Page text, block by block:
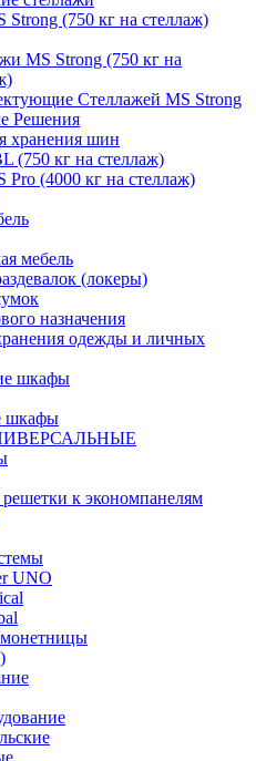
Strong (750 кг на стеллаж)
MS Strong (750 кг на
Стеллажей MS Strong
Решения
хранения шин
(750 кг на стеллаж)
Pro (4000 кг на стеллаж)
мебель
(локеры)
назначения
одежды и личных
шкафы
шкафы
к экономпанелям
UNO